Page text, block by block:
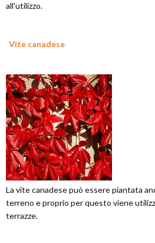
all'utilizzo.
Vite canadese
La vite canadese può essere piantata
terreno e proprio per questo viene
terrazze.